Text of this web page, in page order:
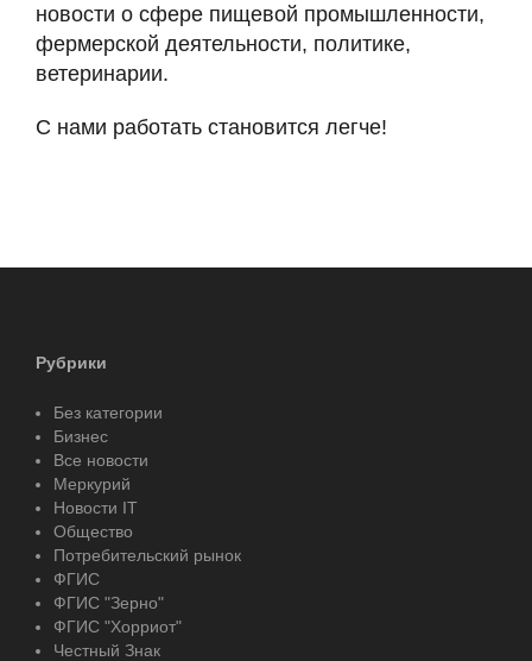
новости о сфере пищевой промышленности,
фермерской деятельности, политике,
ветеринарии.
С нами работать становится легче!
Рубрики
Без категории
Бизнес
Все новости
Меркурий
Новости IT
Общество
Потребительский рынок
ФГИС
ФГИС "Зерно"
ФГИС "Хорриот"
Честный Знак